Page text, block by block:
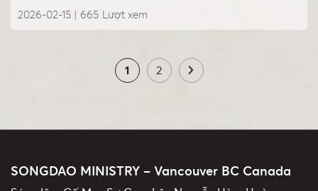
2026-02-15 | Lượt xem
665
1 2
SONGDAO MINISTRY – Vancouver BC Canada